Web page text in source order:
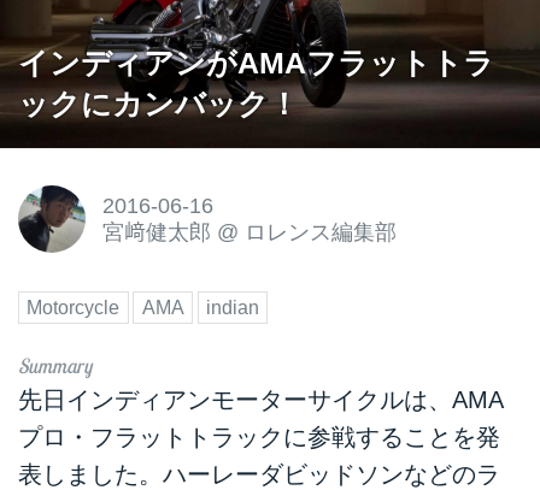
インディアンがAMAフラットトラ
ックにカンバック！
2016-06-16
宮﨑健太郎 @ ロレンス編集部
Motorcycle AMA indian
先日 インディアンモーターサイクルは、AMA
プロ・フラットトラックに参戦することを発
表しました。ハーレーダビッドソンなどのラ